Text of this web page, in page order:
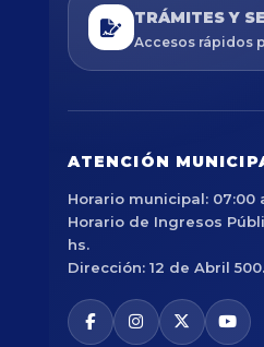
TRÁMITES Y
Accesos rápidos
ATENCIÓN
Horario municipal: 07:00
Horario de Ingresos
hs.
Dirección: 12 de Abril 500.